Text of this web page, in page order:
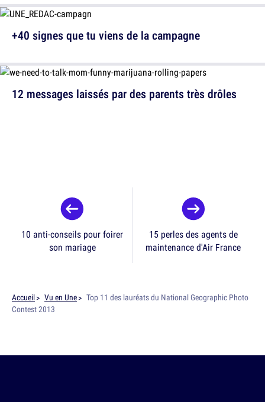
12 messages laissés par des parents très drôles
+40 signes que tu viens de la campagne
10 anti-conseils pour foirer
son mariage
15 perles des agents de
maintenance d'Air France
Accueil Vu en Une
Top 11 des lauréats du National Geographic Photo
Contest 2013